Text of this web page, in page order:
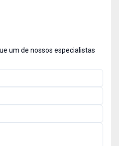
um de nossos especialistas